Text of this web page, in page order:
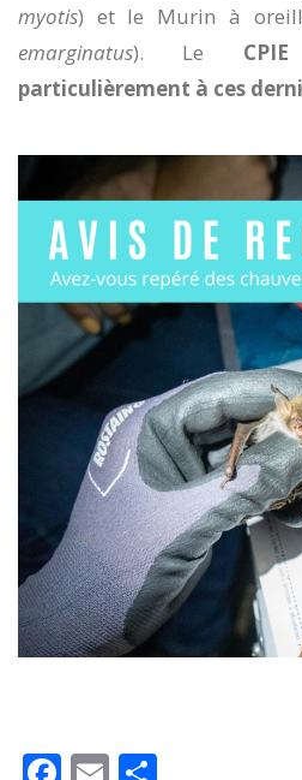
myotis) et le Murin à
emarginatus). Le
particulièrement à ces